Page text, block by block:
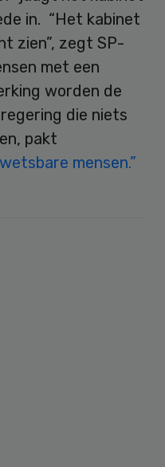
in. “Het kabinet
zien”, zegt SP-
met een
worden de
die niets
pakt
mensen.”